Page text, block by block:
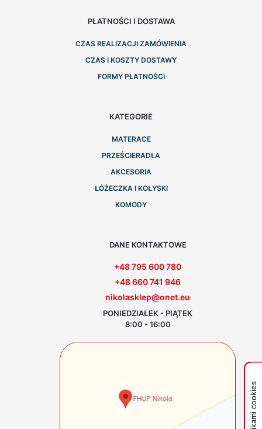
PŁATNOŚCI I DOSTAWA
CZAS REALIZACJI ZAMÓWIENIA
CZAS I KOSZTY DOSTAWY
FORMY PŁATNOŚCI
KATEGORIE
MATERACE
PRZEŚCIERADŁA
AKCESORIA
ŁÓŻECZKA I KOŁYSKI
KOMODY
DANE KONTAKTOWE
+48 795 600 780
+48 660 741 946
nikolasklep@onet.eu
PONIEDZIAŁEK - PIĄTEK
8:00 - 16:00